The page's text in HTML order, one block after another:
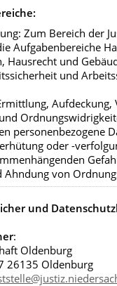
Zum Bereich der
Aufgabenbereiche
Hausrecht und
und
personenbezogene
oder -
Ahndung von
und
:
Oldenburg
26135 Oldenburg